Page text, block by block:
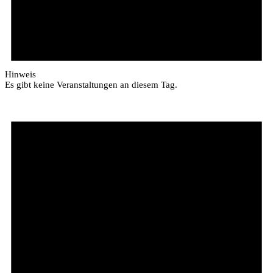
Hinweis
Es gibt keine Veranstaltungen an diesem Tag.